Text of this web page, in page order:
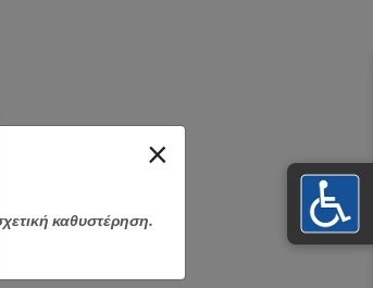
×
καθυστέρηση.